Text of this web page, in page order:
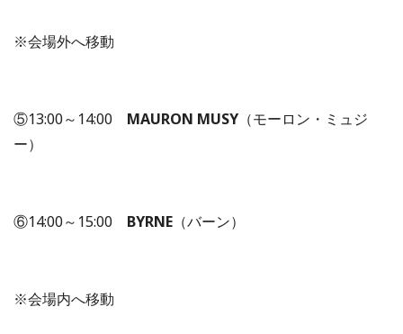
※会場外へ移動
⑤13:00～14:00 MAURON MUSY （モーロン・ミュジ
ー）
⑥14:00～15:00 BYRNE （バーン）
※会場内へ移動